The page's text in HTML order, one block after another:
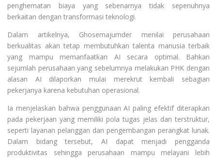
penghematan biaya yang sebenarnya tidak sepenuhnya
berkaitan dengan transformasi teknologi.
Dalam artikelnya, Ghosemajumder menilai perusahaan
berkualitas akan tetap membutuhkan talenta manusia terbaik
yang mampu memanfaatkan AI secara optimal. Bahkan
sejumlah perusahaan yang sebelumnya melakukan PHK dengan
alasan AI dilaporkan mulai merekrut kembali sebagian
pekerjanya karena kebutuhan operasional.
Ia menjelaskan bahwa penggunaan AI paling efektif diterapkan
pada pekerjaan yang memiliki pola tugas jelas dan terstruktur,
seperti layanan pelanggan dan pengembangan perangkat lunak.
Dalam bidang tersebut, AI dapat menjadi pengganda
produktivitas sehingga perusahaan mampu melayani lebih